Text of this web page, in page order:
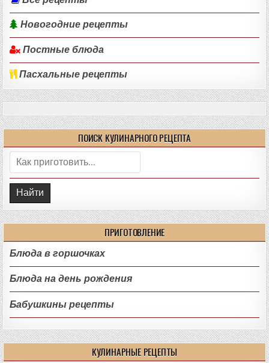
Новогодние рецепты
Постные блюда
Пасхальные рецепты
ПОИСК КУЛИНАРНОГО РЕЦЕПТА
Поиск:
ПРИГОТОВЛЕНИЕ
Блюда в горшочках
Блюда на день рождения
Бабушкины рецепты
КУЛИНАРНЫЕ РЕЦЕПТЫ